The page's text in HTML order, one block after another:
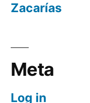
Zacarías
Meta
Log in